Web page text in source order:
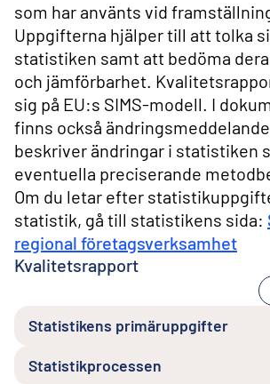
som har använts vid
Uppgifterna hjälper till att tolka
statistiken samt att bedöma
och jämförbarhet.
sig på EU:s SIMS-modell. I
finns också
beskriver ändringar i statistiken
eventuella preciserande
Om du letar efter
statistik, gå till statistikens sida:
regional företagsverksamhet
Kvalitetsrapport
Statistikens primäruppgifter
Statistikprocessen